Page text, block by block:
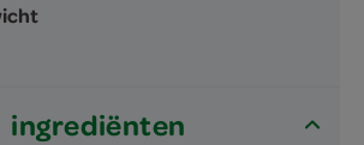
ingrediënten